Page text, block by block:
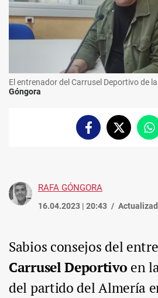
El entrenador del Carrusel Deportivo de la
Góngora
FacebookTwitter
RAFA GÓNGORA
16.04.2023 | 20:43
Sabios consejos del
Carrusel Deportivo en
del partido del Almería